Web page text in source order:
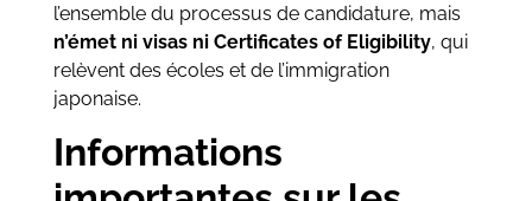
l’ensemble du processus de candidature, mais
n’émet ni visas ni Certificates of Eligibility, qui
relèvent des écoles et de l’immigration
japonaise.
Informations